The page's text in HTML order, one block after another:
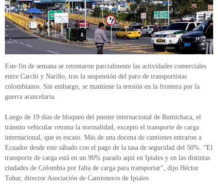
Este fin de semana se retomaron parcialmente las actividades comerciales
entre Carchi y Nariño, tras la suspensión del paro de transportistas
colombianos. Sin embargo, se mantiene la tensión en la frontera por la
guerra arancelaria.
Luego de 19 días de bloqueo del puente internacional de Rumichaca, el
tránsito vehicular retoma la normalidad, excepto el transporte de carga
internacional, que es escaso. Más de una docena de camiones entraron a
Ecuador desde este sábado con el pago de la tasa de seguridad del 50%. “El
transporte de carga está en un 90% parado aquí en Ipiales y en las distintas
ciudades de Colombia por falta de carga para transportar”, dijo Héctor
Tobar, director Asociación de Camioneros de Ipiales.